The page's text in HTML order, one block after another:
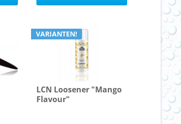
VARIANTEN!
LCN Loosener "Mango
Flavour"